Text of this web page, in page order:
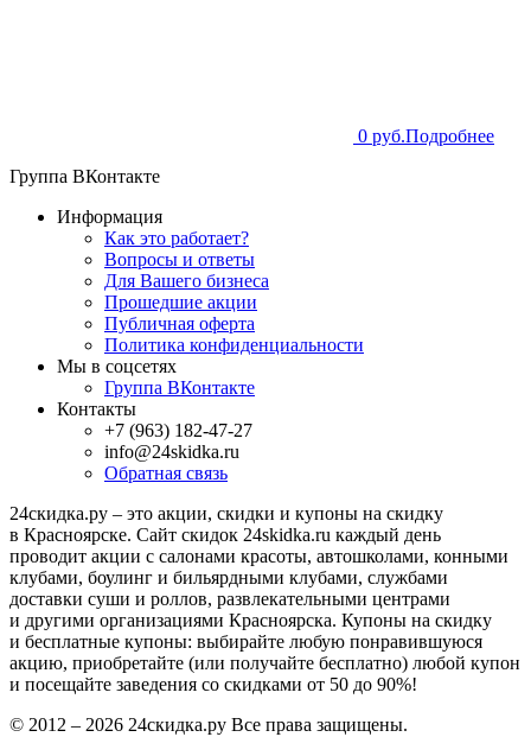
0 руб.Подробнее
Группа ВКонтакте
Информация
Как это работает?
Вопросы и ответы
Для Вашего бизнеса
Прошедшие акции
Публичная оферта
Политика конфиденциальности
Мы в соцсетях
Группа ВКонтакте
Контакты
+7 (963) 182-47-27
info@24skidka.ru
Обратная связь
24скидка.ру – это акции, скидки и купоны на скидку
в Красноярске. Сайт скидок 24skidka.ru каждый день
проводит акции с салонами красоты, автошколами, конными
клубами, боулинг и бильярдными клубами, службами
доставки суши и роллов, развлекательными центрами
и другими организациями Красноярска. Купоны на скидку
и бесплатные купоны: выбирайте любую понравившуюся
акцию, приобретайте (или получайте бесплатно) любой купон
и посещайте заведения со скидками от 50 до 90%!
© 2012 – 2026 24скидка.ру Все права защищены.